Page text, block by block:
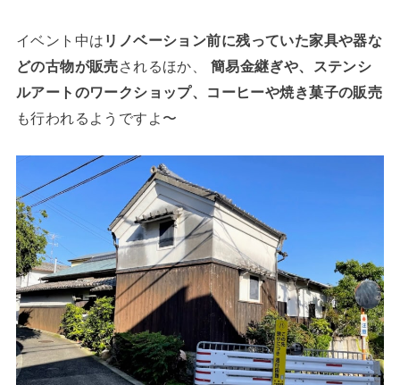
イベント中は リノベーション前に残っていた家具や器な
どの古物が販売されるほか、 簡易金継ぎや、ステンシ
ルアートのワークショップ、コーヒーや焼き菓子の販売
も行われるようですよ〜